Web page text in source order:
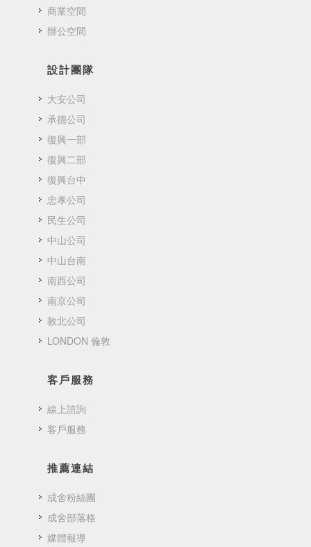
商業空間
辦公空間
設計團隊
大安公司
承德公司
復興一部
復興二部
復興台中
忠孝公司
民生公司
中山公司
中山台南
南西公司
南京公司
敦北公司
LONDON 倫敦
客戶服務
線上諮詢
客戶服務
推薦連結
成舍粉絲團
成舍部落格
媒體報導